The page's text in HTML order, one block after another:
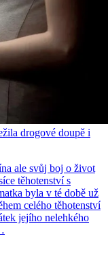
drogové doupě i
ale svůj boj o život
těhotenství s
byla v té době už
celého těhotenství
jejího nelehkého